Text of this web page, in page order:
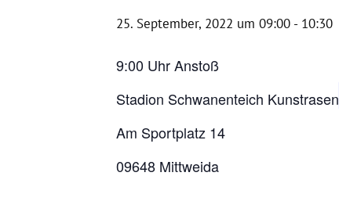
25. September, 2022 um 09:00 - 10:30
9:00 Uhr Anstoß
Stadion Schwanenteich Kunstrasen
Am Sportplatz 14
09648 Mittweida